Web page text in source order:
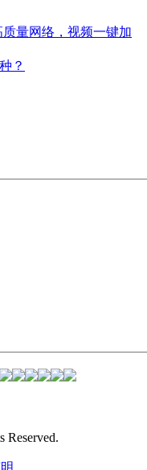
量网络，视频一键加
？
Reserved.